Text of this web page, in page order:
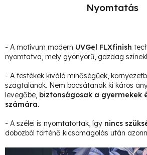
Nyomtatás
- A motívum modern UVGel FLXfinish
nyomtatva, mely gyönyörű, gazdag
- A festékek kiváló minőségűek,
szagtalanok. Nem bocsátanak ki káros
levegőbe, biztonságosak a gyermekek
számára.
- A szélei is nyomtatottak, így nincs
dobozból történő kicsomagolás után